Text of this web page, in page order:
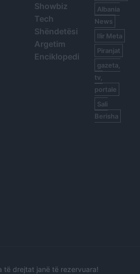
Showbiz
Tech
Shëndetësi
Argetim
Enciklopedi
Albania
News
Ilir Meta
Piranjat
gazeta,
tv,
portale
Sali
Berisha
të drejtat janë të rezervuara!